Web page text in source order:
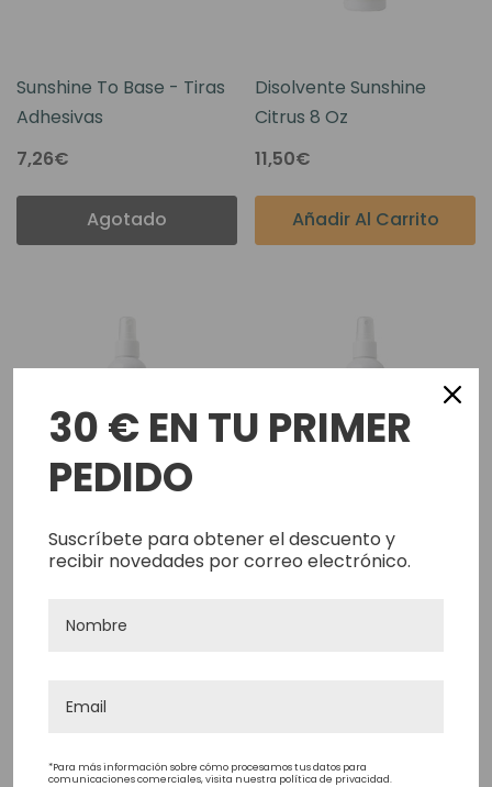
Sunshine To Base - Tiras
Adhesivas
7,26€
Agotado
Disolvente Sunshine
Citrus 8 Oz
11,50€
Añadir Al Carrito
Disolvente Sunshine Citr-
Añadir Al Carrito
30 € EN TU PRIMER
PEDIDO
Suscríbete para obtener el descuento y
recibir novedades por correo electrónico.
*Para más información sobre cómo procesamos tus datos para
comunicaciones comerciales, visita nuestra política de privacidad.